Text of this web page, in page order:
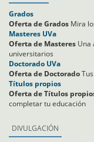
Grados
Oferta de Grados Mira
Masteres UVa
Oferta de Masteres Una
universitarios
Doctorado UVa
Oferta de Doctorado
Títulos propios
Oferta de Títulos
completar tu educación
DIVULGACIÓN